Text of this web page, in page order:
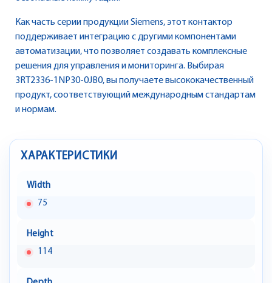
Как часть серии продукции Siemens, этот контактор
поддерживает интеграцию с другими компонентами
автоматизации, что позволяет создавать комплексные
решения для управления и мониторинга. Выбирая
3RT2336-1NP30-0JB0, вы получаете высококачественный
продукт, соответствующий международным стандартам
и нормам.
ХАРАКТЕРИСТИКИ
Width
75
Height
114